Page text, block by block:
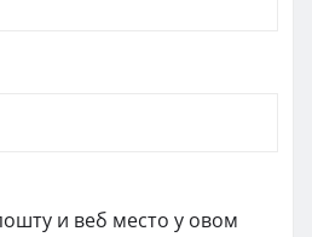
и веб место у овом